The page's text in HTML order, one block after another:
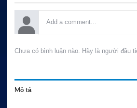
Chưa có bình luận nào. Hãy là người đầu
Mô tả